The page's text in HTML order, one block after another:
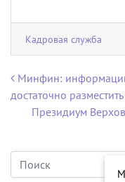
Кадровая служба
Навигация
Минфин:
достаточно
Президиум